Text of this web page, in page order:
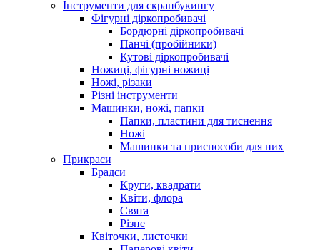
Інструменти для скрапбукингу
Фігурні діркопробивачі
Бордюрні діркопробивачі
Панчі (пробійники)
Кутові діркопробивачі
Ножиці, фігурні ножиці
Ножі, різаки
Різні інструменти
Машинки, ножі, папки
Папки, пластини для тиснення
Ножі
Машинки та приспособи для них
Прикраси
Брадси
Круги, квадрати
Квіти, флора
Свята
Різне
Квіточки, листочки